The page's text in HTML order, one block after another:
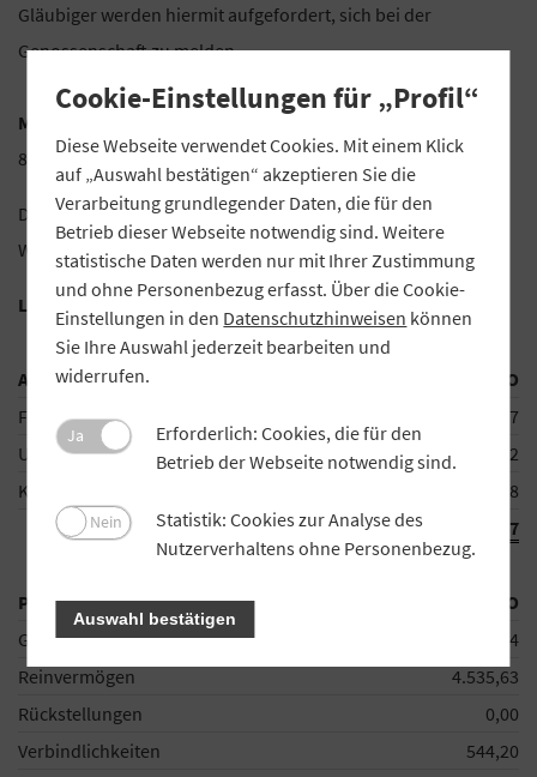
Gläubiger werden hiermit aufgefordert, sich bei der
Genossenschaft zu melden.
Milchliefergenossenschaft Sameister eG i.L.
87672 Roßhaupten
Die Liquidatoren:
Wolfgang Strobel, Georg Hummel, Leonhard Schuster
Liquidations-Eröffnungsbilanz zum 01.01.2018
Aktivseite
EURO
Finanzanlagevermögen
2.095,17
Umlaufvermögen
1.397,82
Kassenbestand, Bankguthaben
2.476,48
5.969,47
Passivseite
EURO
Geschäftsguthaben
889,64
Reinvermögen
4.535,63
Rückstellungen
0,00
Verbindlichkeiten
544,20
Cookie-Einstellungen für „Profil“
Diese Webseite verwendet Cookies. Mit einem Klick
auf „Auswahl bestätigen“ akzeptieren Sie die
Verarbeitung grundlegender Daten, die für den
Betrieb dieser Webseite notwendig sind. Weitere
statistische Daten werden nur mit Ihrer Zustimmung
und ohne Personenbezug erfasst. Über die Cookie-
Einstellungen in den Datenschutzhinweisen können
Sie Ihre Auswahl jederzeit bearbeiten und
widerrufen.
Ja
Erforderlich: Cookies, die für den
Betrieb der Webseite notwendig sind.
Nein
Statistik: Cookies zur Analyse des
Nutzerverhaltens ohne Personenbezug.
Auswahl bestätigen